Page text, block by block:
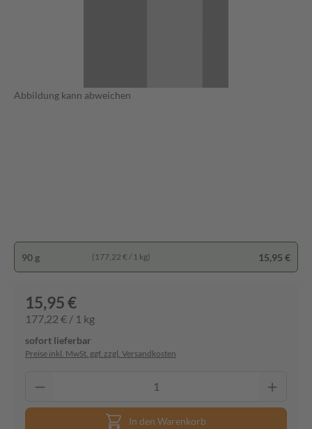
Abbildung kann abweichen
90 g (177,22 € / 1 kg) 15,95 €
15,95 €
177,22 € / 1 kg
sofort lieferbar
Preise inkl. MwSt. ggf. zzgl. Versandkosten
In den Warenkorb